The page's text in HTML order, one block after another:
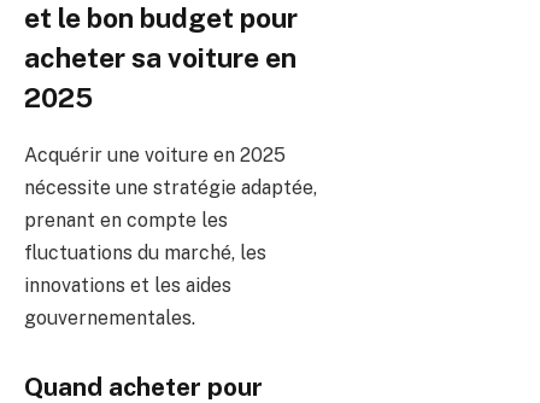
et le bon budget pour
acheter sa voiture en
2025
Acquérir une voiture en 2025
nécessite une stratégie adaptée,
prenant en compte les
fluctuations du marché, les
innovations et les aides
gouvernementales.
Quand acheter pour